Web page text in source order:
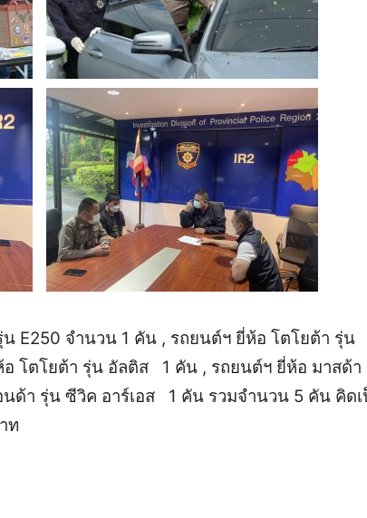
น E250 จำนวน 1 คัน , รถยนต์ฯ ยี่ห้อ โตโยต้า รุ่น
โตโยต้า รุ่น อัลติส 1 คัน , รถยนต์ฯ ยี่ห้อ มาสด้า
ด้า รุ่น ซีวิค อาร์เอส 1 คัน รวมจำนวน 5 คัน คิด
ท